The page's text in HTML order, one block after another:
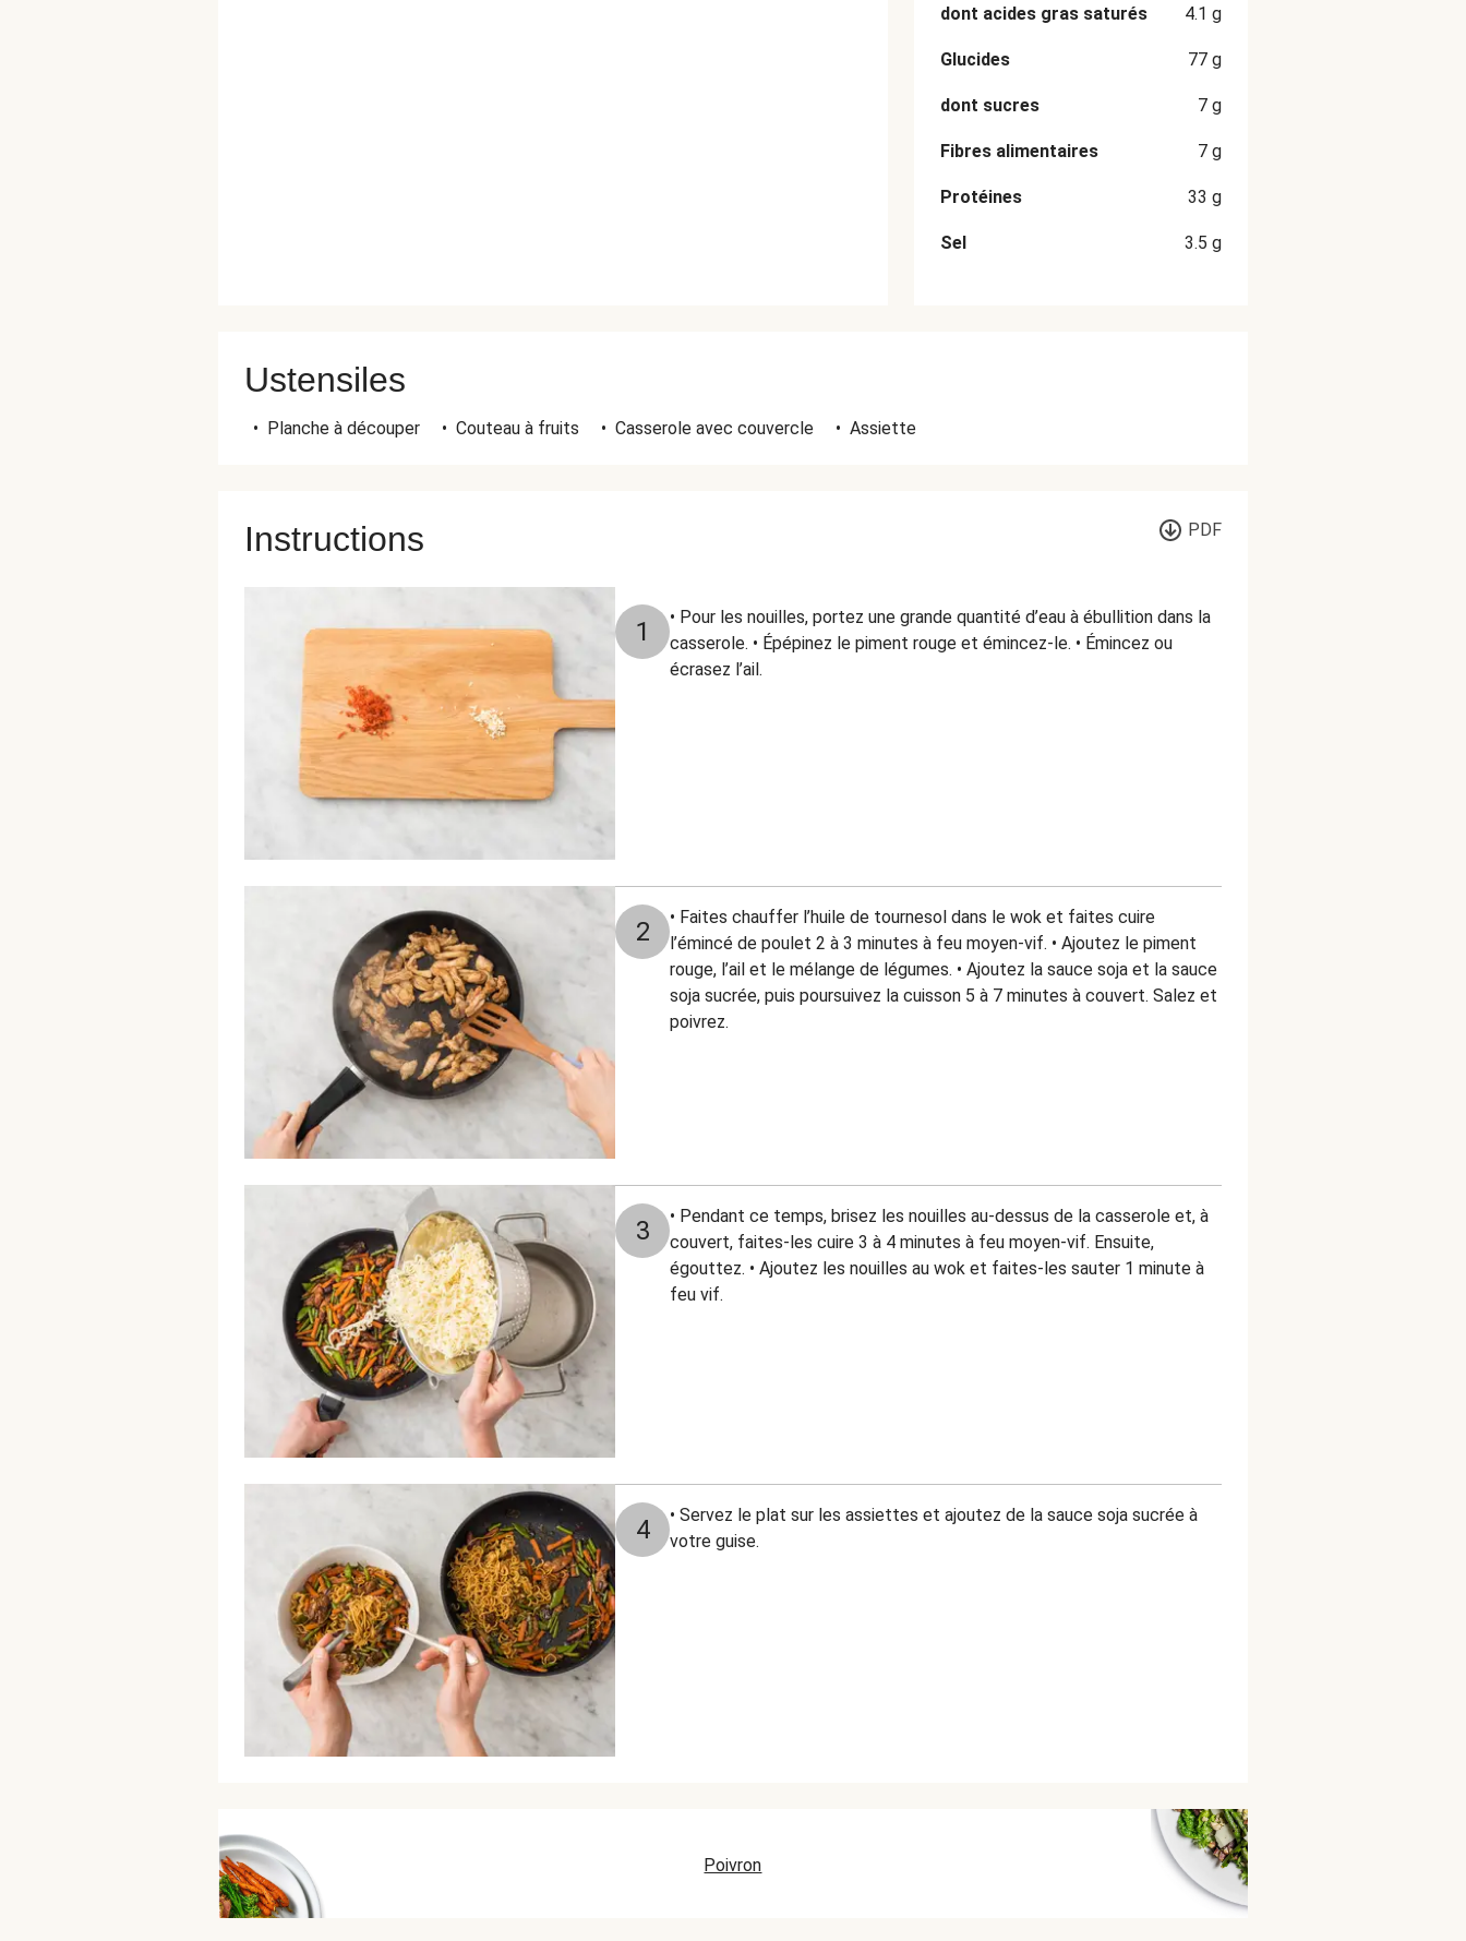
dont acides gras saturés 4.1 g
Glucides 77 g
dont sucres 7 g
Fibres alimentaires 7 g
Protéines 33 g
Sel 3.5 g
Ustensiles
• Planche à découper • Couteau à fruits • Casserole avec couvercle • Assiette
Instructions PDF
1
• Pour les nouilles, portez une grande quantité d’eau à ébullition dans la
casserole. • Épépinez le piment rouge et émincez-le. • Émincez ou
écrasez l’ail.
2
• Faites chauffer l’huile de tournesol dans le wok et faites cuire
l’émincé de poulet 2 à 3 minutes à feu moyen-vif. • Ajoutez le piment
rouge, l’ail et le mélange de légumes. • Ajoutez la sauce soja et la sauce
soja sucrée, puis poursuivez la cuisson 5 à 7 minutes à couvert. Salez et
poivrez.
3
• Pendant ce temps, brisez les nouilles au-dessus de la casserole et, à
couvert, faites-les cuire 3 à 4 minutes à feu moyen-vif. Ensuite,
égouttez. • Ajoutez les nouilles au wok et faites-les sauter 1 minute à
feu vif.
4
• Servez le plat sur les assiettes et ajoutez de la sauce soja sucrée à
votre guise.
Poivron